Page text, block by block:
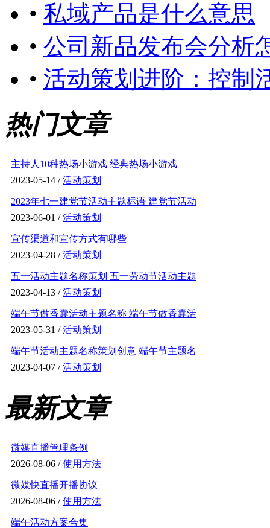
• 私域产品是什么意思
• 公司新品发布会分析
• 活动策划进阶：控制
热门文章
主持人10种热场小游戏 经典热场小游戏
2023-05-14 /活动策划
2023年七一建党节活动主题标语 建党节活动
2023-06-01 /活动策划
宣传渠道和宣传方式有哪些
2023-04-28 /活动策划
五一活动主题名称策划 五一劳动节活动主题
2023-04-13 /活动策划
端午节做香囊活动主题名称 端午节做香囊活
2023-05-31 /活动策划
端午节活动主题名称策划创意 端午节主题名
2023-04-07 /活动策划
最新文章
微媒直播管理条例
2026-08-06 /使用方法
微媒快直播开播协议
2026-08-06 /使用方法
端午活动方案合集